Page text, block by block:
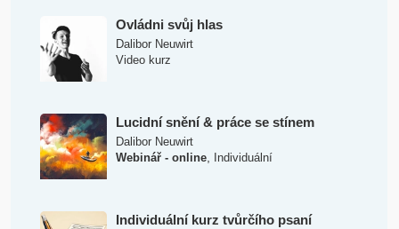
Ovládni svůj hlas
Dalibor Neuwirt
Video kurz
Lucidní snění & práce se stínem
Dalibor Neuwirt
Webinář - online, Individuální
Individuální kurz tvůrčího psaní